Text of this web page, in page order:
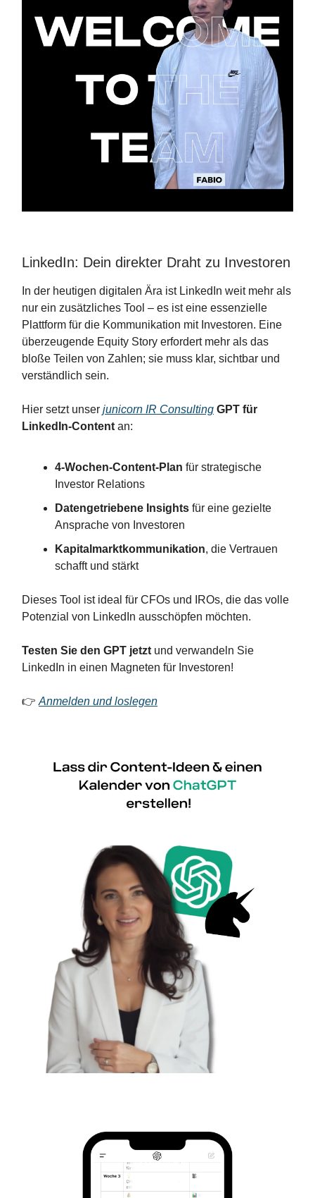
LinkedIn: Dein direkter Draht zu Investoren
In der heutigen digitalen Ära ist LinkedIn weit mehr als
nur ein zusätzliches Tool – es ist eine essenzielle
Plattform für die Kommunikation mit Investoren. Eine
überzeugende Equity Story erfordert mehr als das
bloße Teilen von Zahlen; sie muss klar, sichtbar und
verständlich sein.
Hier setzt unser junicorn IR Consulting GPT für
LinkedIn-Contentan:
4-Wochen-Content-Plan für strategische
Investor Relations
Datengetriebene Insights für eine gezielte
Ansprache von Investoren
Kapitalmarktkommunikation, die Vertrauen
schafft und stärkt
Dieses Tool ist ideal für CFOs und IROs, die das volle
Potenzial von LinkedIn ausschöpfen möchten.
Testen Sie den GPT jetztund verwandeln Sie
LinkedIn in einen Magneten für Investoren!
👉Anmelden und loslegen